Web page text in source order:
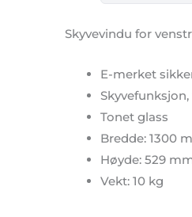
Skyvevindu for
E-merket
Tonet glass
Bredde: 1300
Høyde: 529
Vekt: 10 kg